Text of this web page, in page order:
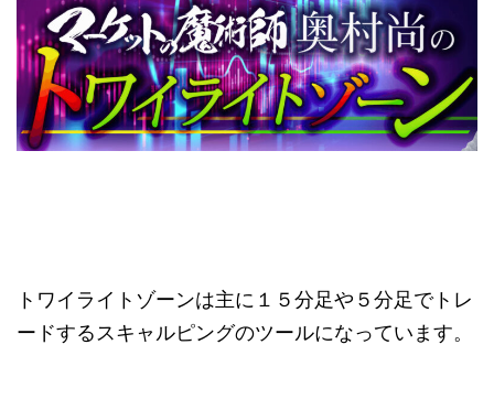
トワイライトゾーンは主に１５分足や５分足でトレ
ードするスキャルピングのツールになっています。